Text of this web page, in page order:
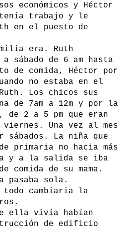
económicos y Héctor
tenía trabajo y le
en el puesto de
era. Ruth
sábado de 6 am hasta
de comida, Héctor por
no estaba en el
Los chicos sus
de 7am a 12m y por la
de 2 a 5 pm que eran
Una vez al mes
sábados. La niña que
primaria no hacia más
y a la salida se iba
comida de su mama.
pasaba sola.
cambiaria la
ella vivía habían
de edificio